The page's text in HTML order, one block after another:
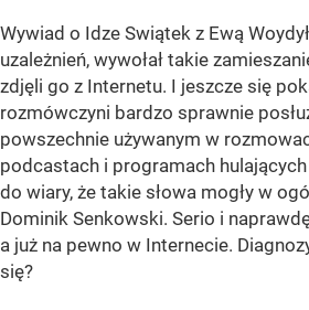
Wywiad o Idze Swiątek z Ewą
uzależnień, wywołał takie
zdjęli go z Internetu. I jeszcze się
rozmówczyni bardzo sprawnie
powszechnie używanym w
podcastach i programach hulających
do wiary, że takie słowa mogły w
Dominik Senkowski. Serio i
a już na pewno w Internecie.
się?